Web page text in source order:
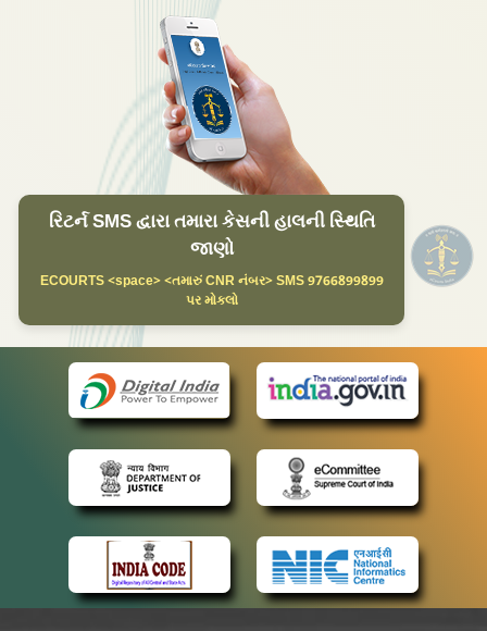
રિટર્ન SMS દ્વારા તમારા કેસની હાલની સ્થિતિ
જાણો
ECOURTS <space> <તમારું CNR નંબર> SMS 9766899899
પર મોકલો